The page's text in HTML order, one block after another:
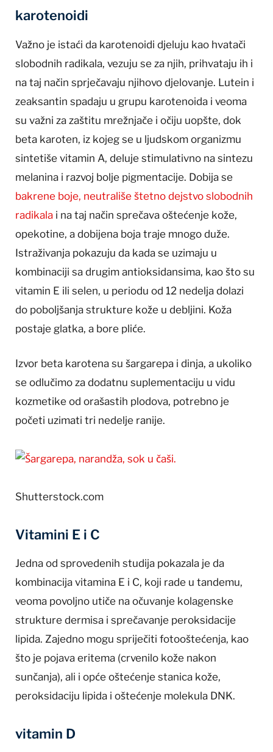
karotenoidi
Važno je istaći da karotenoidi djeluju kao hvatači
slobodnih radikala, vezuju se za njih, prihvataju ih i
na taj način sprječavaju njihovo djelovanje. Lutein i
zeaksantin spadaju u grupu karotenoida i veoma
su važni za zaštitu mrežnjače i očiju uopšte, dok
beta karoten, iz kojeg se u ljudskom organizmu
sintetiše vitamin A, deluje stimulativno na sintezu
melanina i razvoj bolje pigmentacije. Dobija se
bakrene boje, neutrališe štetno dejstvo slobodnih
radikala i na taj način sprečava oštećenje kože,
opekotine, a dobijena boja traje mnogo duže.
Istraživanja pokazuju da kada se uzimaju u
kombinaciji sa drugim antioksidansima, kao što su
vitamin E ili selen, u periodu od 12 nedelja dolazi
do poboljšanja strukture kože u debljini. Koža
postaje glatka, a bore pliće.
Izvor beta karotena su šargarepa i dinja, a ukoliko
se odlučimo za dodatnu suplementaciju u vidu
kozmetike od orašastih plodova, potrebno je
početi uzimati tri nedelje ranije.
Shutterstock.com
Vitamini E i C
Jedna od sprovedenih studija pokazala je da
kombinacija vitamina E i C, koji rade u tandemu,
veoma povoljno utiče na očuvanje kolagenske
strukture dermisa i sprečavanje peroksidacije
lipida. Zajedno mogu spriječiti fotooštećenja, kao
što je pojava eritema (crvenilo kože nakon
sunčanja), ali i opće oštećenje stanica kože,
peroksidaciju lipida i oštećenje molekula DNK.
vitamin D